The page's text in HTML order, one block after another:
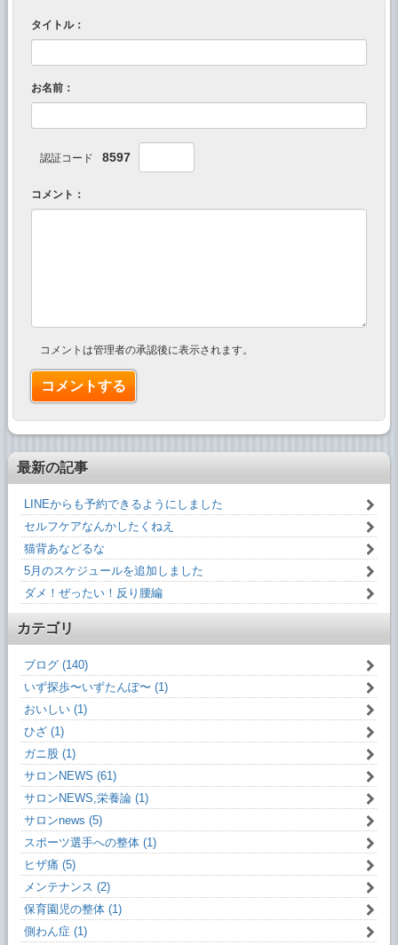
タイトル：
お名前：
認証コード 8597
コメント：
コメントは管理者の承認後に表示されます。
最新の記事
LINEからも予約できるようにしました
セルフケアなんかしたくねえ
猫背あなどるな
5月のスケジュールを追加しました
ダメ！ぜったい！反り腰編
カテゴリ
ブログ (140)
いず探歩〜いずたんぽ〜 (1)
おいしい (1)
ひざ (1)
ガニ股 (1)
サロンNEWS (61)
サロンNEWS,栄養論 (1)
サロンnews (5)
スポーツ選手への整体 (1)
ヒザ痛 (5)
メンテナンス (2)
保育園児の整体 (1)
側わん症 (1)